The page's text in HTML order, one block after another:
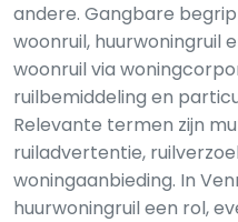
andere. Gangbare
woonruil, huurwoningruil
woonruil via
ruilbemiddeling en
Relevante termen zijn
ruiladvertentie,
woningaanbieding. In
huurwoningruil een rol,